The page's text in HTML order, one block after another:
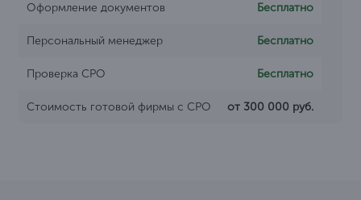
Оформление документов Бесплатно
Персональный менеджер Бесплатно
Проверка СРО Бесплатно
Стоимость готовой фирмы с СРО от 300 000 руб.